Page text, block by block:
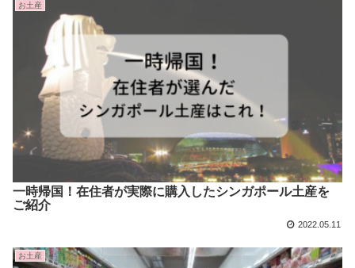
お土産
一時帰国！在住者が実際に購入したシンガポール土産を
ご紹介
2022.05.11
お土産